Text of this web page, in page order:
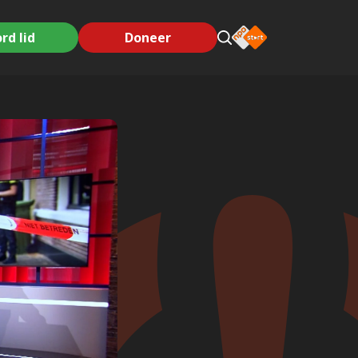
lid Doneer